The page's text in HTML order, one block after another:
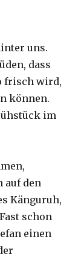
uns.
dass
frisch wird,
können.
im
auf den
Känguruh,
schon
einen